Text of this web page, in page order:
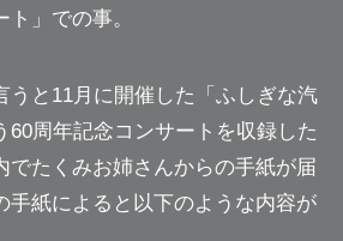
」での事。
うと11月に開催した「ふしぎな汽
60周年記念コンサートを収録した
でたくみお姉さんからの手紙が届
手紙によると以下のような内容が